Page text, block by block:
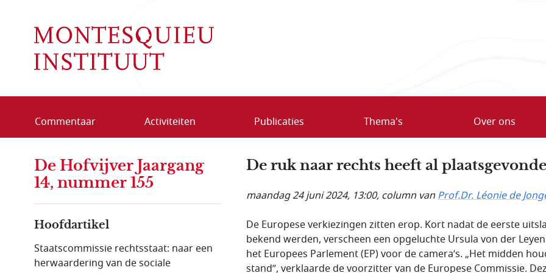
Commentaar Activiteiten Publicaties Thema's Over ons
De ruk naar rechts heeft al
maandag 24 juni 2024, 13:00, column vanProf.Dr. Léonie de
De Europese verkiezingen zitten erop. Kort nadat de eerste
bekend werden, verscheen een opgeluchte Ursula von der
het Europees Parlement (EP) voor de camera’s. „Het midden
stand”, verklaarde de voorzitter van de Europese Commissie.
De Hofvijver Jaargang
14, nummer 155
Hoofdartikel
Staatscommissie rechtsstaat: naar een
herwaardering van de sociale